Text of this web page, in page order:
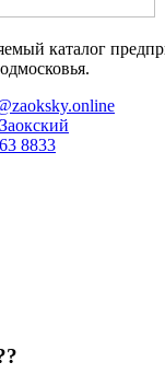
каталог
8833